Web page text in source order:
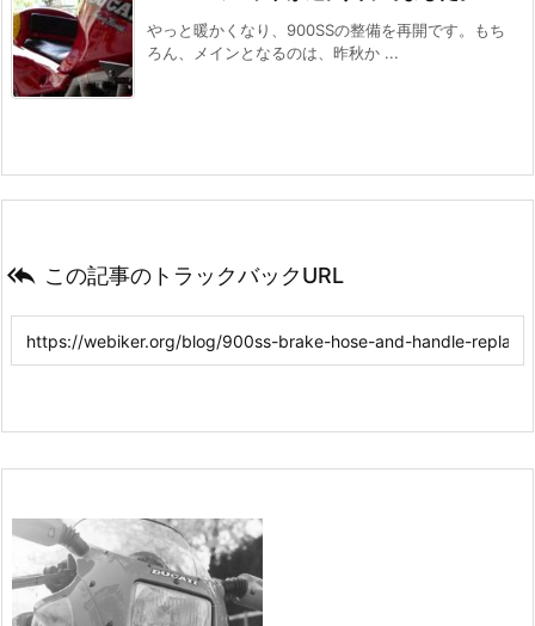
やっと暖かくなり、900SSの整備を再開です。もち
ろん、メインとなるのは、昨秋か ...
 この記事のトラックバックURL